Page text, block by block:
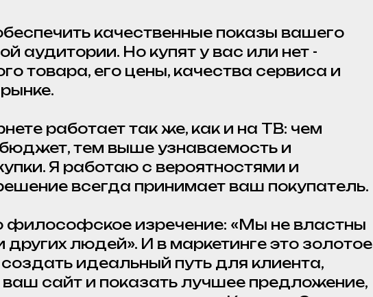
качественные показы вашего
аудитории. Но купят у вас или нет -
товара, его цены, качества сервиса и
работает так же, как и на ТВ: чем
тем выше узнаваемость и
Я работаю с вероятностями и
всегда принимает ваш покупатель.
философское изречение: «Мы не властны
людей». И в маркетинге это золотое
идеальный путь для клиента,
ваш сайт и показать лучшее предложение,